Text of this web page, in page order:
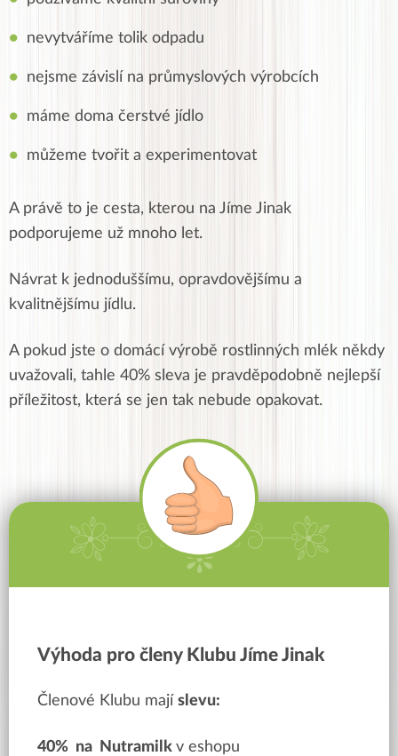
nevytváříme tolik odpadu
nejsme závislí na průmyslových výrobcích
máme doma čerstvé jídlo
můžeme tvořit a experimentovat
A právě to je cesta, kterou na Jíme Jinak
podporujeme už mnoho let.
Návrat k jednoduššímu, opravdovějšímu a
kvalitnějšímu jídlu.
A pokud jste o domácí výrobě rostlinných mlék někdy
uvažovali, tahle 40% sleva je pravděpodobně nejlepší
příležitost, která se jen tak nebude opakovat.
Výhoda pro členy Klubu Jíme Jinak
Členové Klubu mají slevu:
40% na Nutramilk v eshopu